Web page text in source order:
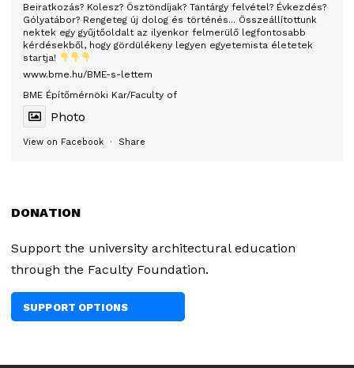
Beiratkozás? Kolesz? Ösztöndíjak? Tantárgy felvétel? Évkezdés?
Gólyatábor? Rengeteg új dolog és történés... Összeállítottunk
nektek egy gyűjtőoldalt az ilyenkor felmerülő legfontosabb
kérdésekből, hogy gördülékeny legyen egyetemista életetek
startja!
www.bme.hu/BME-s-lettem
BME Építőmérnöki Kar/Faculty of
Photo
View on Facebook · Share
DONATION
Support the university architectural education
through the Faculty Foundation.
SUPPORT OPTIONS